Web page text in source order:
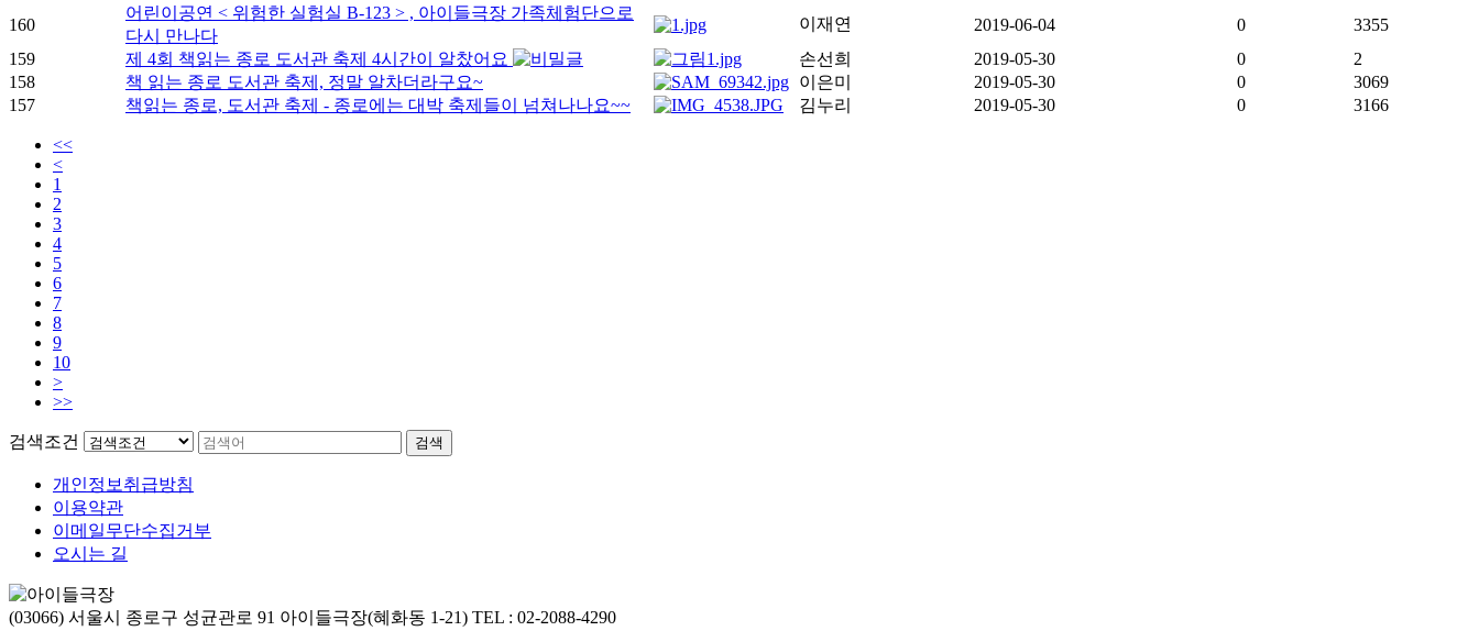
160
어린이공연 < 위험한 실험실 B-123 > , 아이들극장 가족체험단으로
다시 만나다
이재연 2019-06-04 0
3355
159
제 4회 책읽는 종로 도서관 축제 4시간이 알찼어요 손선희 2019-05-30 0
2
158
책 읽는 종로 도서관 축제, 정말 알차더라구요~ 이은미 2019-05-30 0
3069
157
책읽는 종로, 도서관 축제 - 종로에는 대박 축제들이 넘쳐나나요~~ 김누리 2019-05-30 0 3166
<<
<
1
2
3
4
5
6
7
8
9
10
>
>>
검색조건 검색
개인정보취급방침
이용약관
이메일무단수집거부
오시는 길
(03066) 서울시 종로구 성균관로 91 아이들극장(혜화동 1-21) TEL : 02-2088-4290